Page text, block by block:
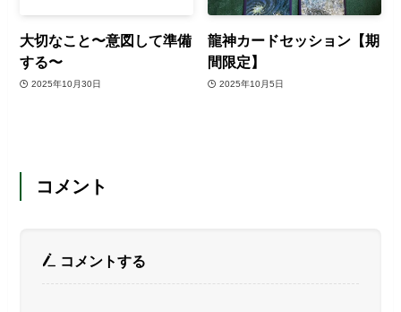
大切なこと〜意図して準備
する〜
2025年10月30日
龍神カードセッション【期
間限定】
2025年10月5日
コメント
コメントする